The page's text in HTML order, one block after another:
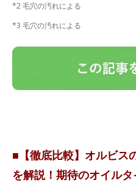
*2 毛穴の汚れによる
*3 毛穴の汚れによる
■【徹底比較】オルビス
を解説！期待のオイルタ